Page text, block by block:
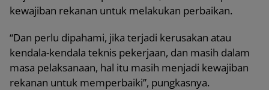
kewajiban rekanan untuk melakukan perbaikan.
“Dan perlu dipahami, jika terjadi kerusakan atau
kendala-kendala teknis pekerjaan, dan masih dalam
masa pelaksanaan, hal itu masih menjadi kewajiban
rekanan untuk memperbaiki”, pungkasnya.